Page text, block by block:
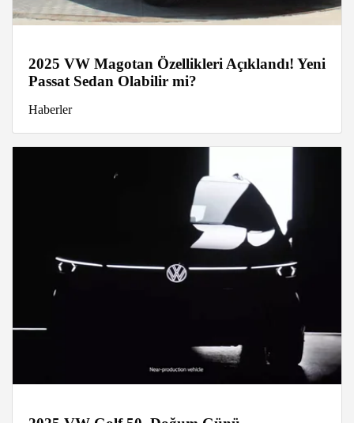
2025 VW Magotan Özellikleri Açıklandı! Yeni
Passat Sedan Olabilir mi?
Haberler